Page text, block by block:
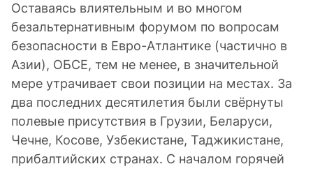
Оставаясь влиятельным и во многом
безальтернативным форумом по вопросам
безопасности в Евро-Атлантике (частично в
Азии), ОБСЕ, тем не менее, в значительной
мере утрачивает свои позиции на местах. За
два последних десятилетия были свёрнуты
полевые присутствия в Грузии, Беларуси,
Чечне, Косове, Узбекистане, Таджикистане,
прибалтийских странах. С началом горячей